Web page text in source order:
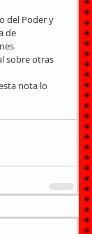
del Poder y
de
sobre otras
nota lo